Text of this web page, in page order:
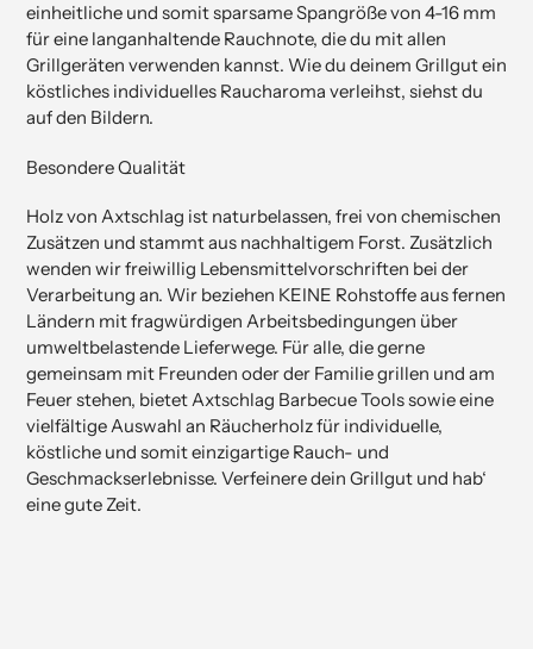
einheitliche und somit sparsame Spangröße von 4-16 mm
für eine langanhaltende Rauchnote, die du mit allen
Grillgeräten verwenden kannst. Wie du deinem Grillgut ein
köstliches individuelles Raucharoma verleihst, siehst du
auf den Bildern.
Besondere Qualität
Holz von Axtschlag ist naturbelassen, frei von chemischen
Zusätzen und stammt aus nachhaltigem Forst. Zusätzlich
wenden wir freiwillig Lebensmittelvorschriften bei der
Verarbeitung an. Wir beziehen KEINE Rohstoffe aus fernen
Ländern mit fragwürdigen Arbeitsbedingungen über
umweltbelastende Lieferwege. Für alle, die gerne
gemeinsam mit Freunden oder der Familie grillen und am
Feuer stehen, bietet Axtschlag Barbecue Tools sowie eine
vielfältige Auswahl an Räucherholz für individuelle,
köstliche und somit einzigartige Rauch- und
Geschmackserlebnisse. Verfeinere dein Grillgut und hab‘
eine gute Zeit.